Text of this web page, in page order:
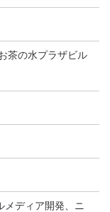
茶の水プラザビル
メディア開発、ニ